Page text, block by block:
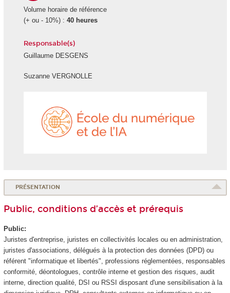
Volume horaire de référence
(+ ou - 10%) : 40 heures
Responsable(s)
Guillaume DESGENS
Suzanne VERGNOLLE
PRÉSENTATION
Public, conditions d’accès et prérequis
Public:
Juristes d'entreprise, juristes en collectivités locales ou en administration,
juristes d'associations, délégués à la protection des données (DPD) ou
référent "informatique et libertés", professions réglementées, responsables
conformité, déontologues, contrôle interne et gestion des risques, audit
interne, direction qualité, DSI ou RSSI disposant d'une sensibilisation à la